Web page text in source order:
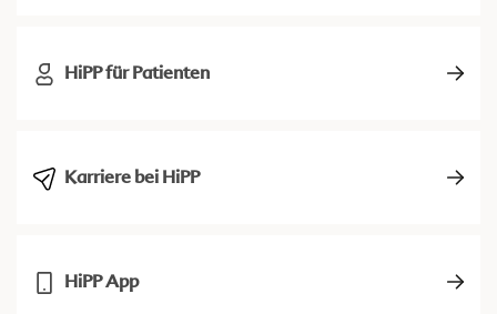
HiPP für Patienten
Karriere bei HiPP
HiPP App